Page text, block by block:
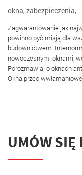
okna,zabezpieczenia,
Zagwarantowanie jak
powinno być misją dla
budownictwem.
nowoczesnymi oknami,
Porozmawiaj o oknach
Okna
UMÓW SIĘ